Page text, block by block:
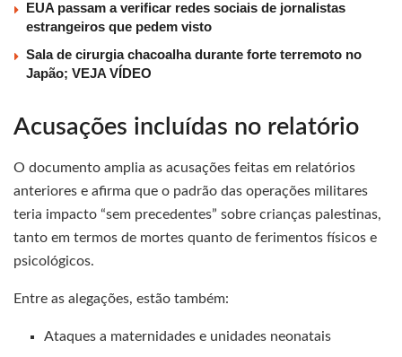
EUA passam a verificar redes sociais de jornalistas
estrangeiros que pedem visto
Sala de cirurgia chacoalha durante forte terremoto no
Japão; VEJA VÍDEO
Acusações incluídas no relatório
O documento amplia as acusações feitas em relatórios
anteriores e afirma que o padrão das operações militares
teria impacto “sem precedentes” sobre crianças palestinas,
tanto em termos de mortes quanto de ferimentos físicos e
psicológicos.
Entre as alegações, estão também:
Ataques a maternidades e unidades neonatais